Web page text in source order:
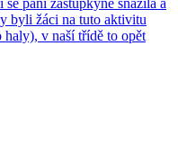
byli žáci na tuto aktivitu
v naší třídě to opět